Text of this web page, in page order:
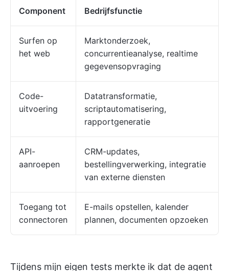
Component Bedrijfsfunctie
Surfen op
het web
Marktonderzoek,
concurrentieanalyse, realtime
gegevensopvraging
Code-
uitvoering
Datatransformatie,
scriptautomatisering,
rapportgeneratie
API-
aanroepen
CRM-updates,
bestellingverwerking, integratie
van externe diensten
Toegang tot
connectoren
E-mails opstellen, kalender
plannen, documenten opzoeken
Tijdens mijn eigen tests merkte ik dat de agent